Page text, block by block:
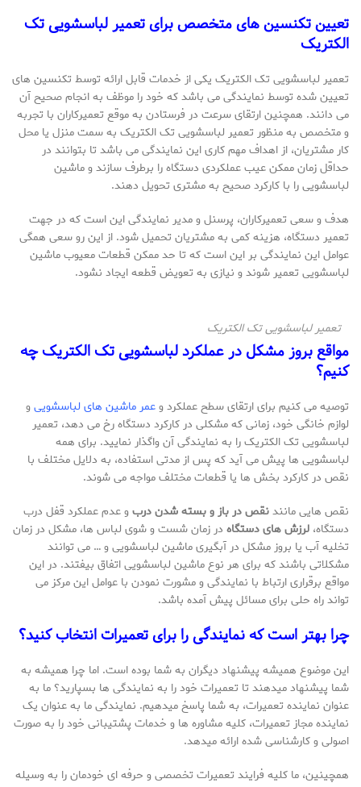
تعیین تکنسین های متخصص برای تعمیر لباسشویی تک
الکتریک
تعمیر لباسشویی تک الکتریک یکی از خدمات قابل ارائه توسط تکنسین های
تعیین شده توسط نمایندگی می باشد که خود را موظف به انجام صحیح آن
می دانند. همچنین ارتقای سرعت در فرستادن به موقع تعمیرکاران با تجربه
و متخصص به منظور تعمیر لباسشویی تک الکتریک به سمت منزل یا محل
کار مشتریان، از اهداف مهم کاری این نمایندگی می باشد تا بتوانند در
حداقل زمان ممکن عیب عملکردی دستگاه را برطرف سازند و ماشین
لباسشویی را با کارکرد صحیح به مشتری تحویل دهند.
هدف و سعی تعمیرکاران، پرسنل و مدیر نمایندگی این است که در جهت
تعمیر دستگاه، هزینه کمی به مشتریان تحمیل شود. از این رو سعی همگی
عوامل این نمایندگی بر این است که تا حد ممکن قطعات معیوب ماشین
لباسشویی تعمیر شوند و نیازی به تعویض قطعه ایجاد نشود.
تعمیر لباسشویی تک الکتریک
مواقع بروز مشکل در عملکرد لباسشویی تک الکتریک چه
کنیم؟
توصیه می کنیم برای ارتقای سطح عملکرد وعمر ماشین های لباسشوییو
لوازم خانگی خود، زمانی که مشکلی در کارکرد دستگاه رخ می دهد، تعمیر
لباسشویی تک الکتریک را به نمایندگی آن واگذار نمایید. برای همه
لباسشویی ها پیش می آید که پس از مدتی استفاده، به دلایل مختلف با
نقص در کارکرد بخش ها یا قطعات مختلف مواجه می شوند.
نقص هایی مانندنقص در باز و بسته شدن دربو عدم عملکرد قفل درب
دستگاه، لرزش های دستگاه در زمان شست و شوی لباس ها، مشکل در زمان
تخلیه آب یا بروز مشکل در آبگیری ماشین لباسشویی و … می توانند
مشکلاتی باشند که برای هر نوع ماشین لباسشویی اتفاق بیفتند. در این
مواقع برقراری ارتباط با نمایندگی و مشورت نمودن با عوامل این مرکز می
تواند راه حلی برای مسائل پیش آمده باشد.
چرا بهتر است که نمایندگی را برای تعمیرات انتخاب کنید؟
این موضوع همیشه پیشنهاد دیگران به شما بوده است. اما چرا همیشه به
شما پیشنهاد میدهند تا تعمیرات خود را به نمایندگی ها بسپارید؟ ما به
عنوان نماینده تعمیرات، به شما پاسخ میدهیم. نمایندگی ما به عنوان یک
نماینده مجاز تعمیرات، کلیه مشاوره ها و خدمات پشتیبانی خود را به صورت
اصولی و کارشناسی شده ارائه میدهد.
همچینین، ما کلیه فرایند تعمیرات تخصصی و حرفه ای خودمان را به وسیله